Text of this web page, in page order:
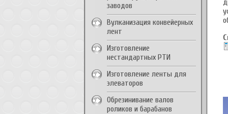
заводов
Вулканизация конвейерных
лент
Изготовление
нестандартных РТИ
Изготовление ленты для
элеваторов
Обрезинивание валов
роликов и барабанов